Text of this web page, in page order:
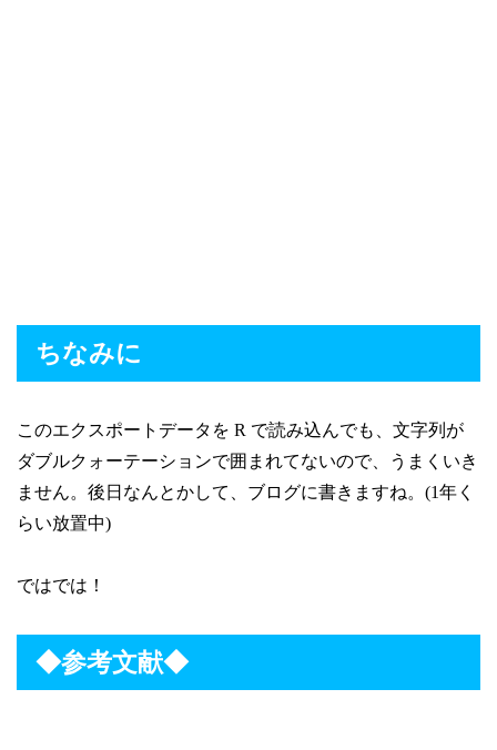
ちなみに
このエクスポートデータを R で読み込んでも、 文字列が
ダブルクォーテーションで囲まれてないので、うまくいき
ません。 後日なんとかして、ブログに書きますね。(1年く
らい放置中)
ではでは！
◆参考文献◆